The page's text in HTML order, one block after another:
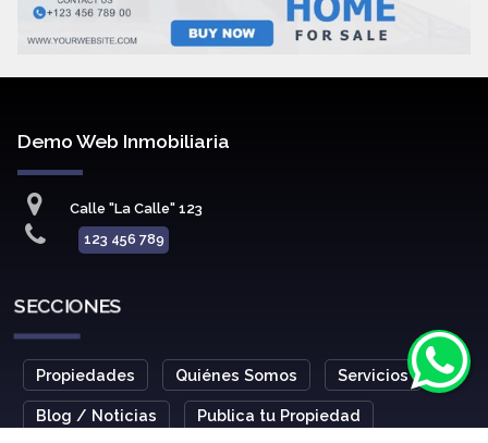
Demo Web Inmobiliaria
Calle "La Calle" 123
123 456 789
SECCIONES
Propiedades Quiénes Somos Servicios
Blog / Noticias Publica tu Propiedad